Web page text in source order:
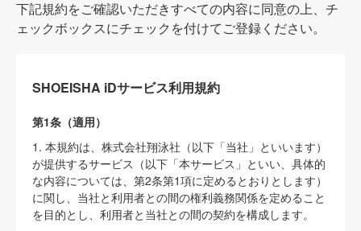
下記規約をご確認いただきすべての内容に同意の上、チ
ェックボックスにチェックを付けてご登録ください。
SHOEISHA iDサービス利用規約
第1条（適用）
1. 本規約は、株式会社翔泳社（以下「当社」といいます）
が提供するサービス（以下「本サービス」といい、具体的
な内容については、第2条第1項に定めるとおりとします）
に関し、当社と利用者との間の権利義務関係を定めること
を目的とし、利用者と当社との間の契約を構成します。